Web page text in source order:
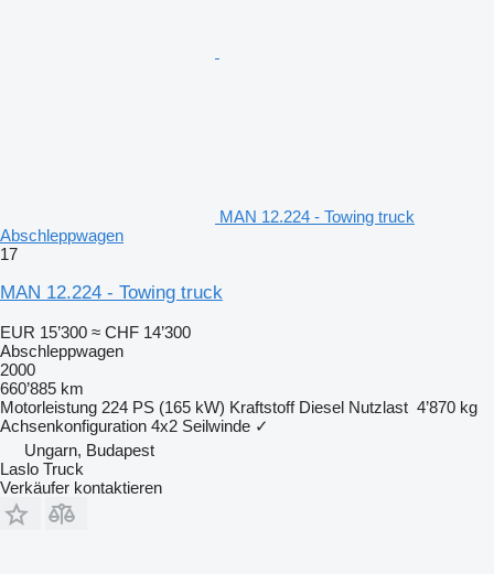
MAN 12.224 - Towing truck
Abschleppwagen
17
MAN 12.224 - Towing truck
EUR 15’300 ≈ CHF 14’300
Abschleppwagen
2000
660’885 km
Motorleistung 224 PS (165 kW) Kraftstoff Diesel Nutzlast 4’870 kg
Achsenkonfiguration 4x2 Seilwinde ✓
Ungarn, Budapest
Laslo Truck
Verkäufer kontaktieren